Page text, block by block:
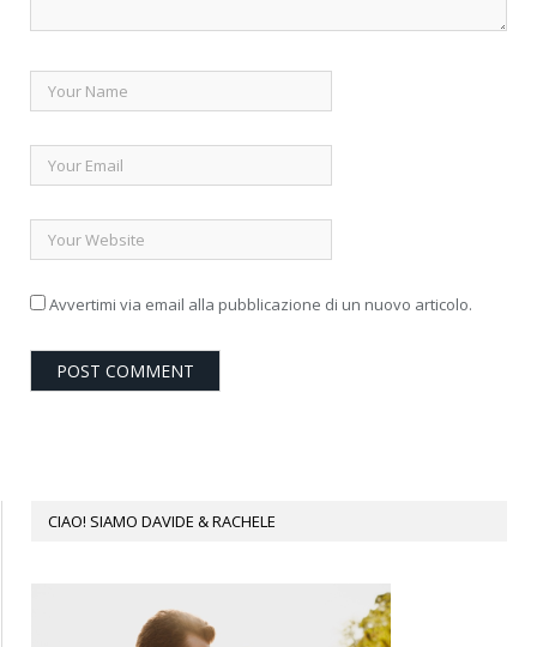
Avvertimi via email alla pubblicazione di un nuovo articolo.
CIAO! SIAMO DAVIDE & RACHELE